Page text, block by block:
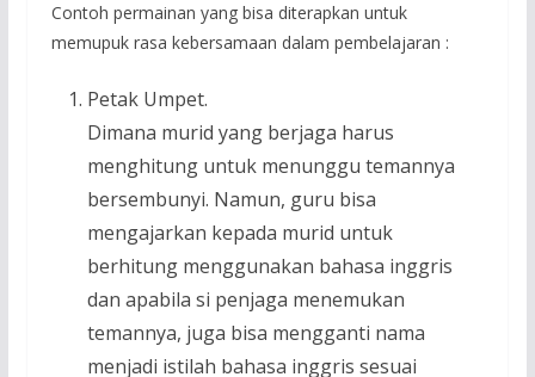
Contoh permainan yang bisa diterapkan untuk
memupuk rasa kebersamaan dalam pembelajaran :
Petak Umpet.
Dimana murid yang berjaga harus
menghitung untuk menunggu temannya
bersembunyi. Namun, guru bisa
mengajarkan kepada murid untuk
berhitung menggunakan bahasa inggris
dan apabila si penjaga menemukan
temannya, juga bisa mengganti nama
menjadi istilah bahasa inggris sesuai